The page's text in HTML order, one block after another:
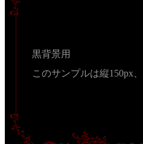
黒背景用
このサンプルは縦150px